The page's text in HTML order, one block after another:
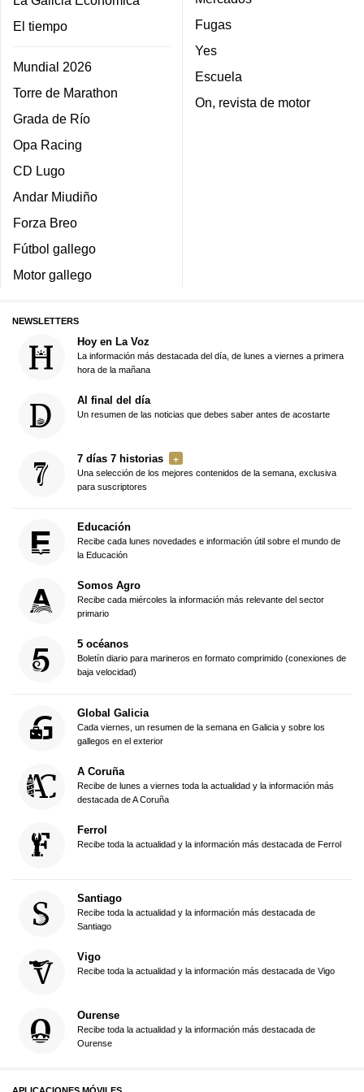
El tiempo
Mundial 2026
Torre de Marathon
Grada de Río
Opa Racing
CD Lugo
Andar Miudiño
Forza Breo
Fútbol gallego
Motor gallego
Fugas
Yes
Escuela
On, revista de motor
NEWSLETTERS
Hoy en La Voz
La información más destacada del día, de lunes a viernes a primera
hora de la mañana
Al final del día
Un resumen de las noticias que debes saber antes de acostarte
7 días 7 historias
Una selección de los mejores contenidos de la semana, exclusiva
para suscriptores
Educación
Recibe cada lunes novedades e información útil sobre el mundo de
la Educación
Somos Agro
Recibe cada miércoles la información más relevante del sector
primario
5 océanos
Boletín diario para marineros en formato comprimido (conexiones de
baja velocidad)
Global Galicia
Cada viernes, un resumen de la semana en Galicia y sobre los
gallegos en el exterior
A Coruña
Recibe de lunes a viernes toda la actualidad y la información más
destacada de A Coruña
Ferrol
Recibe toda la actualidad y la información más destacada de Ferrol
Santiago
Recibe toda la actualidad y la información más destacada de
Santiago
Vigo
Recibe toda la actualidad y la información más destacada de Vigo
Ourense
Recibe toda la actualidad y la información más destacada de
Ourense